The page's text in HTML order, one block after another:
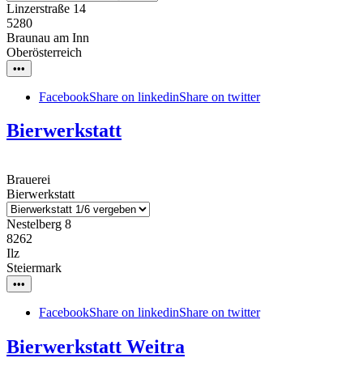
Linzerstraße 14
5280
Braunau am Inn
Oberösterreich
•••
FacebookShare on linkedinShare on twitter
Bierwerkstatt
Brauerei
Bierwerkstatt
Nestelberg 8
8262
Ilz
Steiermark
•••
FacebookShare on linkedinShare on twitter
Bierwerkstatt Weitra